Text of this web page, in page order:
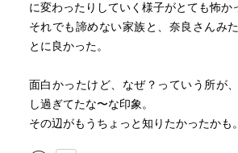
に変わったりしていく様子がとても怖か
それでも諦めない家族と、奈良さんみ
とに良かった。
面白かったけど、なぜ？っていう所が
し過ぎてたな〜な印象。
その辺がもうちょっと知りたかったかも。